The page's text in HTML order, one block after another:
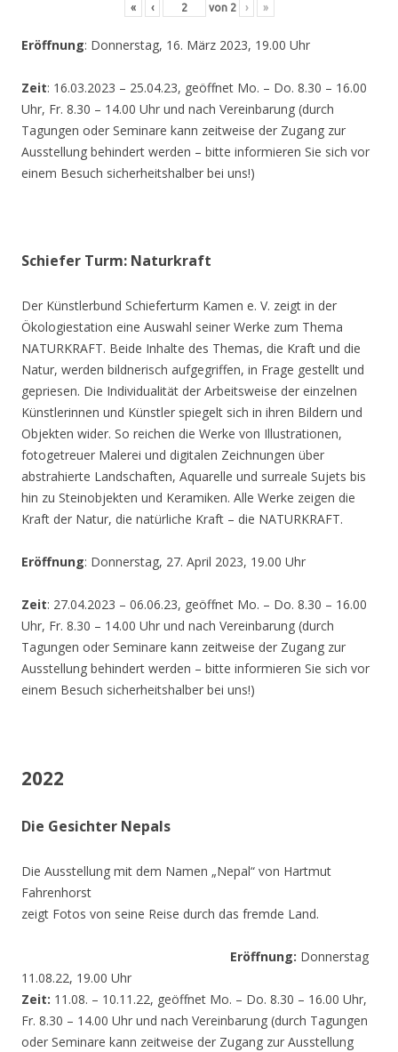
« ‹ von 2 › »
Eröffnung: Donnerstag, 16. März 2023, 19.00 Uhr
Zeit: 16.03.2023 – 25.04.23, geöffnet Mo. – Do. 8.30 – 16.00
Uhr, Fr. 8.30 – 14.00 Uhr und nach Vereinbarung (durch
Tagungen oder Seminare kann zeitweise der Zugang zur
Ausstellung behindert werden – bitte informieren Sie sich vor
einem Besuch sicherheitshalber bei uns!)
Schiefer Turm: Naturkraft
Der Künstlerbund Schieferturm Kamen e. V. zeigt in der
Ökologiestation eine Auswahl seiner Werke zum Thema
NATURKRAFT. Beide Inhalte des Themas, die Kraft und die
Natur, werden bildnerisch aufgegriffen, in Frage gestellt und
gepriesen. Die Individualität der Arbeitsweise der einzelnen
Künstlerinnen und Künstler spiegelt sich in ihren Bildern und
Objekten wider. So reichen die Werke von Illustrationen,
fotogetreuer Malerei und digitalen Zeichnungen über
abstrahierte Landschaften, Aquarelle und surreale Sujets bis
hin zu Steinobjekten und Keramiken. Alle Werke zeigen die
Kraft der Natur, die natürliche Kraft – die NATURKRAFT.
Eröffnung: Donnerstag, 27. April 2023, 19.00 Uhr
Zeit: 27.04.2023 – 06.06.23, geöffnet Mo. – Do. 8.30 – 16.00
Uhr, Fr. 8.30 – 14.00 Uhr und nach Vereinbarung (durch
Tagungen oder Seminare kann zeitweise der Zugang zur
Ausstellung behindert werden – bitte informieren Sie sich vor
einem Besuch sicherheitshalber bei uns!)
2022
Die Gesichter Nepals
Die Ausstellung mit dem Namen „Nepal“ von Hartmut
Fahrenhorst
zeigt Fotos von seine Reise durch das fremde Land.
Eröffnung: Donnerstag
11.08.22, 19.00 Uhr
Zeit: 11.08. – 10.11.22, geöffnet Mo. – Do. 8.30 – 16.00 Uhr,
Fr. 8.30 – 14.00 Uhr und nach Vereinbarung (durch Tagungen
oder Seminare kann zeitweise der Zugang zur Ausstellung